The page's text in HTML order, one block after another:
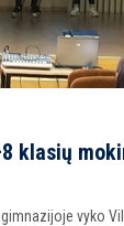
klasių
vyko